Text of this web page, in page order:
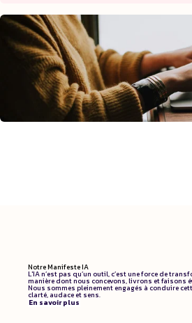
Notre Manifeste IA
L'IA n’est pas qu’un outil, c’est une force de
manière dont nous concevons, livrons et faisons
Nous sommes pleinement engagés à conduire
clarté, audace et sens.
En savoir plus